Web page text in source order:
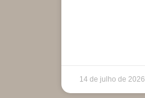
14 de julho de 2026